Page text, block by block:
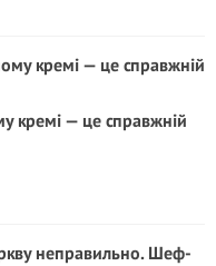
кремі — це справжній